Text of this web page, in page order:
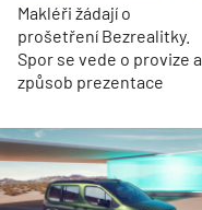
Makléři žádají o
prošetření Bezrealitky.
Spor se vede o provize a
způsob prezentace